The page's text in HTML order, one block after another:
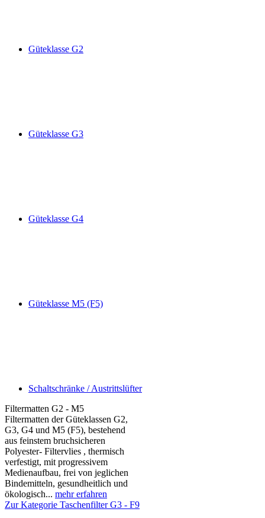
Güteklasse G2
Güteklasse G3
Güteklasse G4
Güteklasse M5 (F5)
Schaltschränke / Austrittslüfter
Filtermatten G2 - M5
Filtermatten der Güteklassen G2,
G3, G4 und M5 (F5), bestehend
aus feinstem bruchsicheren
Polyester- Filtervlies , thermisch
verfestigt, mit progressivem
Medienaufbau, frei von jeglichen
Bindemitteln, gesundheitlich und
ökologisch... mehr erfahren
Zur Kategorie Taschenfilter G3 - F9